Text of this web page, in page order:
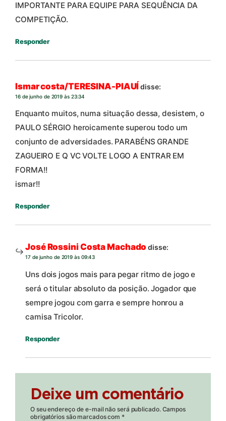
IMPORTANTE PARA EQUIPE PARA SEQUÊNCIA DA
COMPETIÇÃO.
Responder
Ismar costa/TERESINA-PIAUÍdisse:
16 de junho de 2019 às 23:34
Enquanto muitos, numa situação dessa, desistem, o
PAULO SÉRGIO heroicamente superou todo um
conjunto de adversidades. PARABÉNS GRANDE
ZAGUEIRO E Q VC VOLTE LOGO A ENTRAR EM
FORMA!!
ismar!!
Responder
José Rossini Costa Machado disse:
17 de junho de 2019 às 09:43
Uns dois jogos mais para pegar ritmo de jogo e
será o titular absoluto da posição. Jogador que
sempre jogou com garra e sempre honrou a
camisa Tricolor.
Responder
Deixe um comentário
O seu endereço de e-mail não será publicado. Campos
obrigatórios são marcados com *